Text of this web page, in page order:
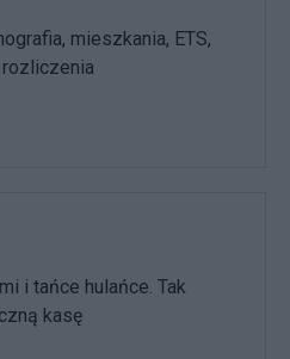
mieszkania, ETS,
i tańce hulańce. Tak
kasę